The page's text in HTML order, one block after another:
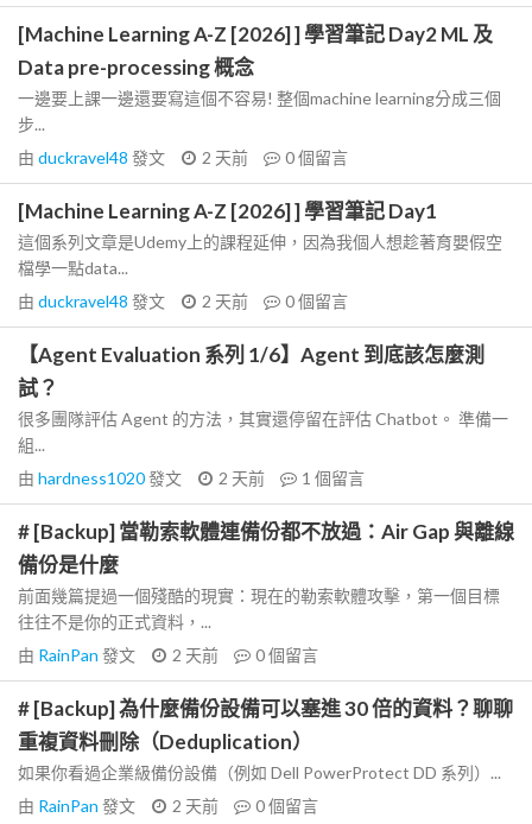
[Machine Learning A-Z [2026] ] 學習筆記 Day2 ML 及
Data pre-processing 概念
一邊要上課一邊還要寫這個不容易! 整個machine learning分成三個
步...
由 duckravel48 發文 2 天前 0個留言
[Machine Learning A-Z [2026] ] 學習筆記 Day1
這個系列文章是Udemy上的課程延伸，因為我個人想趁著育嬰假空
檔學一點data...
由 duckravel48 發文 2 天前 0個留言
【Agent Evaluation 系列 1/6】Agent 到底該怎麼測
試？
很多團隊評估 Agent 的方法，其實還停留在評估 Chatbot。 準備一
組...
由 hardness1020發文 2 天前 1 個留言
# [Backup] 當勒索軟體連備份都不放過：Air Gap 與離線
備份是什麼
前面幾篇提過一個殘酷的現實：現在的勒索軟體攻擊，第一個目標
往往不是你的正式資料，...
由 RainPan 發文 2 天前 0個留言
# [Backup] 為什麼備份設備可以塞進 30 倍的資料？聊聊
重複資料刪除（Deduplication）
如果你看過企業級備份設備（例如 Dell PowerProtect DD 系列）...
由 RainPan 發文 2 天前 0個留言